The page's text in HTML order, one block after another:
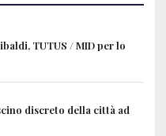
TUTUS / MID per lo
discreto della città ad